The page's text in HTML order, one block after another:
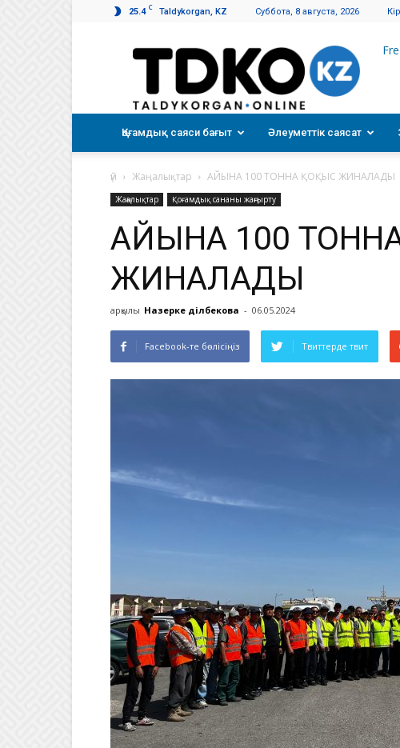
25.4 C Taldykorgan, KZ Суббота, 8 августа, 2026
Талдықорған
Қоғамдық саяси бағыт Әлеуметтік саясат
үй Жаңалықтар АЙЫНА 100 ТОННА ҚОҚЫС ЖИНАЛАДЫ
Жаңалықтар Қоғамдық сананы жаңғырту
АЙЫНА 100 ТОННА
ЖИНАЛАДЫ
арқылы Назерке Әділбекова - 06.05.2024
Facebook-те бөлісіңіз Твиттерде твит